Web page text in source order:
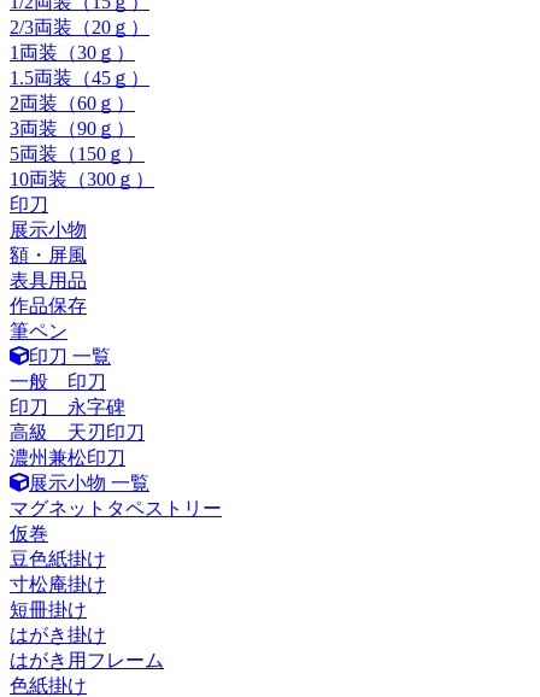
2/3両装（20ｇ）
1両装（30ｇ）
1.5両装（45ｇ）
2両装（60ｇ）
3両装（90ｇ）
5両装（150ｇ）
10両装（300ｇ）
印刀
展示小物
額・屏風
表具用品
作品保存
筆ペン
印刀 一覧
一般 印刀
印刀 永字碑
高級 天刃印刀
濃州兼松印刀
展示小物 一覧
マグネットタペストリー
仮巻
豆色紙掛け
寸松庵掛け
短冊掛け
はがき掛け
はがき用フレーム
色紙掛け